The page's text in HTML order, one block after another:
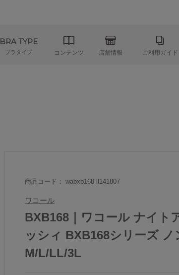
BRA TYPE
ブラタイプ コンテンツ 店舗情報 ご利用ガイド
商品コード： wabxb168-ll141807
ワコール
BXB168｜ワコール ナイト
ッシィ BXB168シリーズ ノ
M/L/LL/3L